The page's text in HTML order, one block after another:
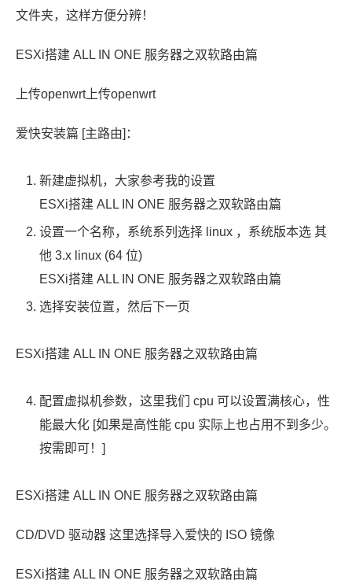
文件夹，这样方便分辨！
ESXi搭建 ALL IN ONE 服务器之双软路由篇
上传openwrt上传openwrt
爱快安装篇 [主路由]：
新建虚拟机，大家参考我的设置
ESXi搭建 ALL IN ONE 服务器之双软路由篇
设置一个名称，系统系列选择 linux ，系统版本选 其
他 3.x linux (64 位)
ESXi搭建 ALL IN ONE 服务器之双软路由篇
选择安装位置，然后下一页
ESXi搭建 ALL IN ONE 服务器之双软路由篇
配置虚拟机参数，这里我们 cpu 可以设置满核心，性
能最大化 [如果是高性能 cpu 实际上也占用不到多少。
按需即可！]
ESXi搭建 ALL IN ONE 服务器之双软路由篇
CD/DVD 驱动器 这里选择导入爱快的 ISO 镜像
ESXi搭建 ALL IN ONE 服务器之双软路由篇